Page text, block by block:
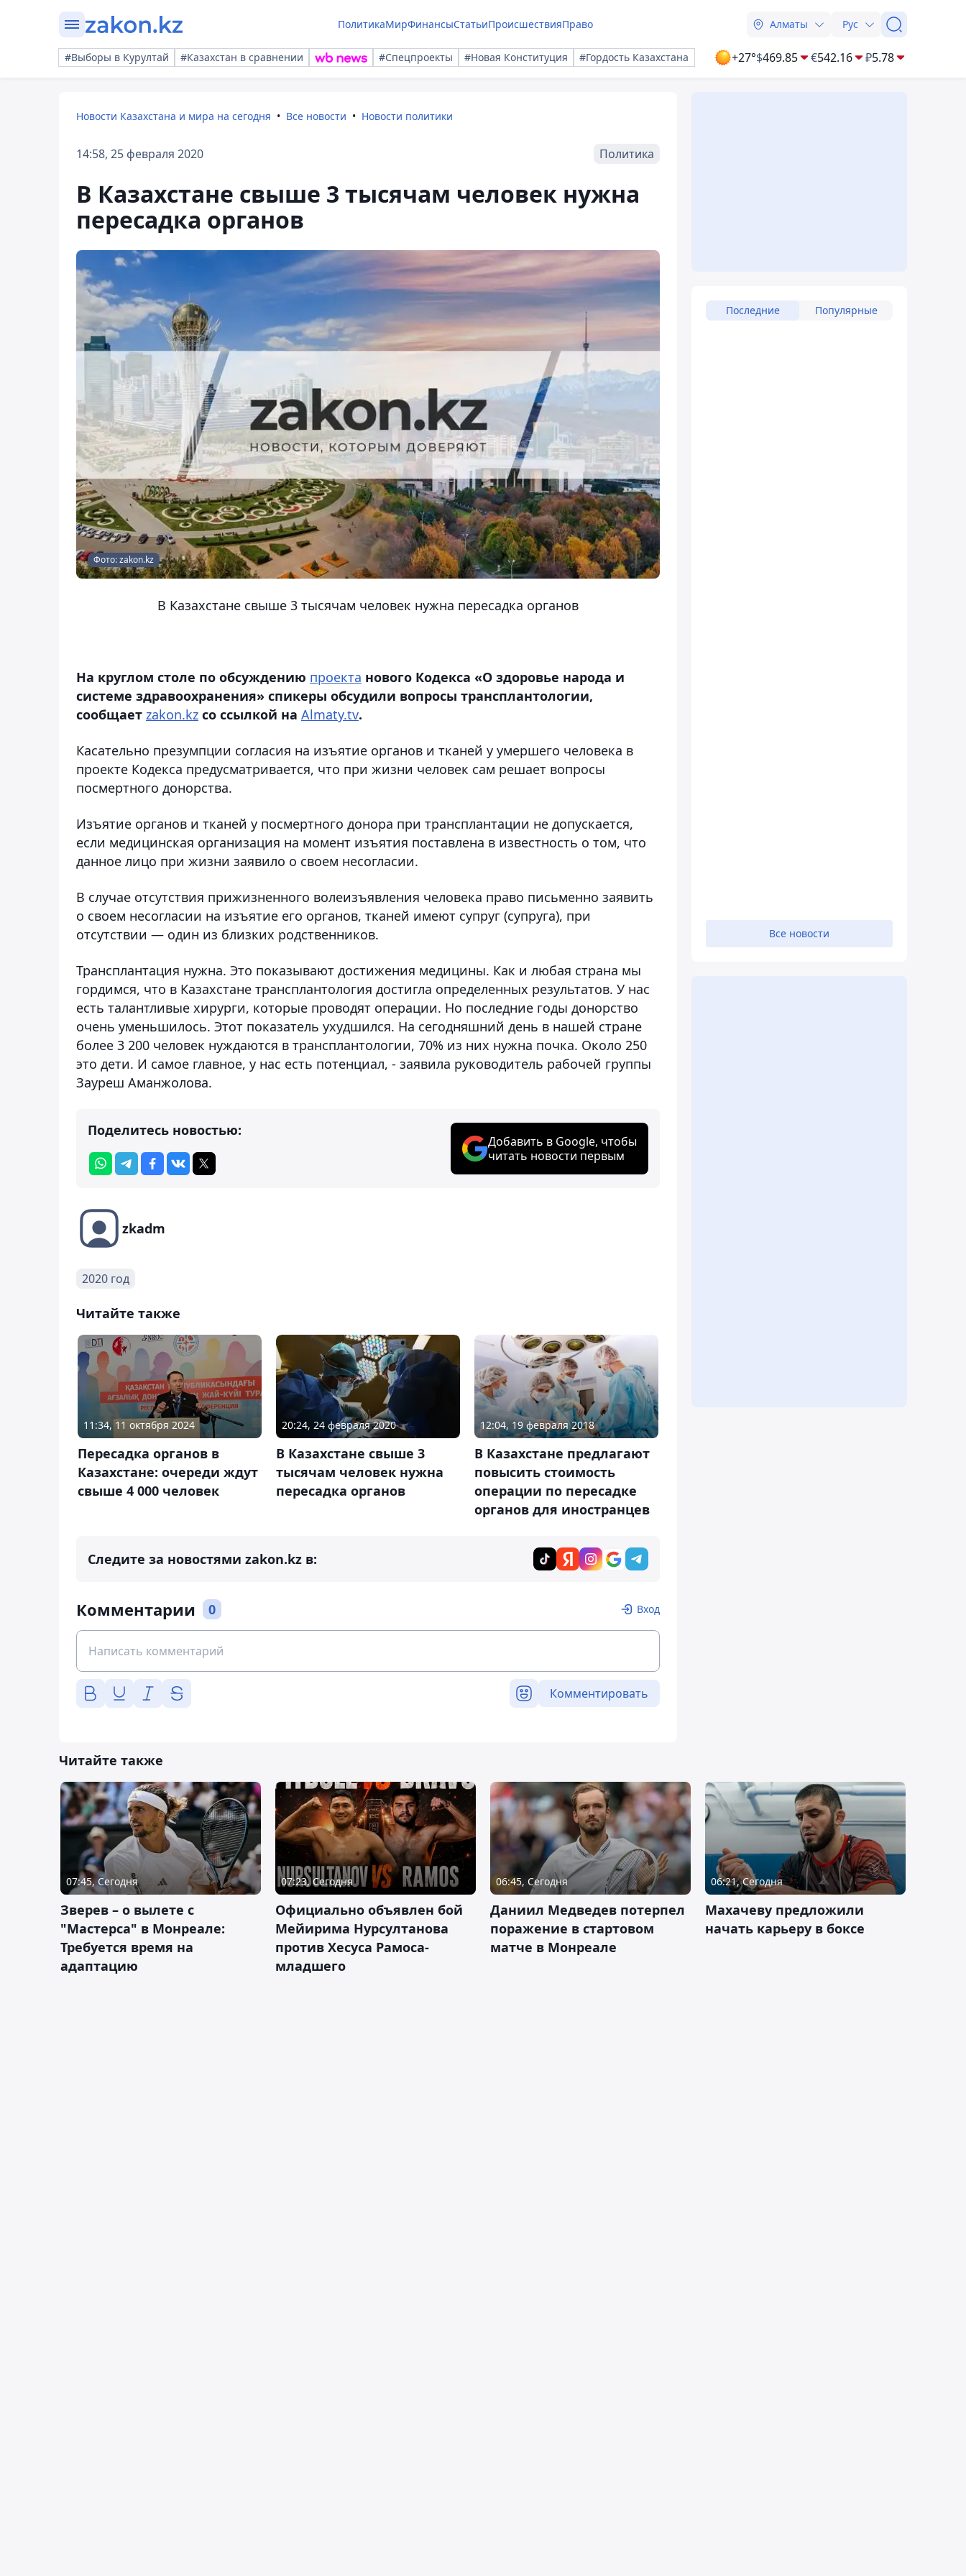
ПолитикаМирФинансыСтатьиПроисшествияПраво Алматы Рус
#Выборы в Курултай #Казахстан в сравнении #Спецпроекты #Новая Конституция #Гордость Казахстана +27°$469.85 €542.16 ₽5.78
Новости Казахстана и мира на сегодня Все новости Новости политики
14:58, 25 февраля 2020 Политика
В Казахстане свыше 3 тысячам человек нужна
пересадка органов
Фото: zakon.kz
В Казахстане свыше 3 тысячам человек нужна пересадка органов
На круглом столе по обсуждению проекта нового Кодекса «О здоровье народа и
системе здравоохранения» спикеры обсудили вопросы трансплантологии,
сообщает zakon.kz со ссылкой на Almaty.tv.
Касательно презумпции согласия на изъятие органов и тканей у умершего человека в
проекте Кодекса предусматривается, что при жизни человек сам решает вопросы
посмертного донорства.
Изъятие органов и тканей у посмертного донора при трансплантации не допускается,
если медицинская организация на момент изъятия поставлена в известность о том, что
данное лицо при жизни заявило о своем несогласии.
В случае отсутствия прижизненного волеизъявления человека право письменно заявить
о своем несогласии на изъятие его органов, тканей имеют супруг (супруга), при
отсутствии — один из близких родственников.
Трансплантация нужна. Это показывают достижения медицины. Как и любая страна мы
гордимся, что в Казахстане трансплантология достигла определенных результатов. У нас
есть талантливые хирурги, которые проводят операции. Но последние годы донорство
очень уменьшилось. Этот показатель ухудшился. На сегодняшний день в нашей стране
более 3 200 человек нуждаются в трансплантологии, 70% из них нужна почка. Около 250
это дети. И самое главное, у нас есть потенциал, - заявила руководитель рабочей группы
Зауреш Аманжолова.
Поделитесь новостью:
Добавить в Google, чтобы
читать новости первым
zkadm
2020 год
Читайте также
11:34, 11 октября 2024
Пересадка органов в
Казахстане: очереди ждут
свыше 4 000 человек
20:24, 24 февраля 2020
В Казахстане свыше 3
тысячам человек нужна
пересадка органов
12:04, 19 февраля 2018
В Казахстане предлагают
повысить стоимость
операции по пересадке
органов для иностранцев
Следите за новостями zakon.kz в:
Комментарии 0 Вход
Комментировать
Последние Популярные
Все новости
Читайте также
07:45, Сегодня
Зверев – о вылете с
"Мастерса" в Монреале:
Требуется время на
адаптацию
07:23, Сегодня
Официально объявлен бой
Мейирима Нурсултанова
против Хесуса Рамоса-
младшего
06:45, Сегодня
Даниил Медведев потерпел
поражение в стартовом
матче в Монреале
06:21, Сегодня
Махачеву предложили
начать карьеру в боксе